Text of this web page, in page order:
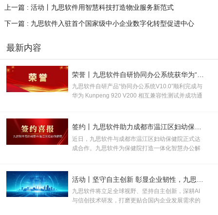
上一篇 : 活动丨九思软件用智慧科技打造物业服务新范式
下一篇 : 九思软件入驻首个国家级中小企业数字化转型促进中心
最新内容
九思软件自研产品“协同办公系统V10.0”顺利完成与
华为 Kunpeng 920 V200 相互兼容性测试并成功通
用权”。
签约丨九思软件助力成都市温江区妇幼保健院数智化升级
近日，九思软件与成都市温江区妇幼保健院正式达
成合作。九思软件为保健院打造一体化智慧办公解
疗服务向数字化、规范化、智能化升级。
九思软件将立足全球视野、坚持自主创新，深耕AI
与信创技术研发，打磨更贴合国内企业发展需求的